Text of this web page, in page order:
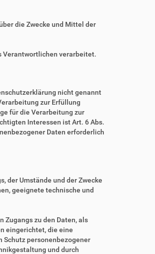
die Zwecke und Mittel der
Verantwortlichen verarbeitet.
nicht genannt
zur Erfüllung
für die Verarbeitung zur
Interessen ist Art. 6 Abs.
Daten erforderlich
der Umstände und der Zwecke
geeignete technische und
Zugangs zu den Daten, als
eingerichtet, die eine
Schutz personenbezogener
und durch